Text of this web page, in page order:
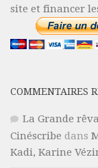
site et financer
COMMENTAIRES
La Grande
Cinéscribe dans
Kadi, Karine